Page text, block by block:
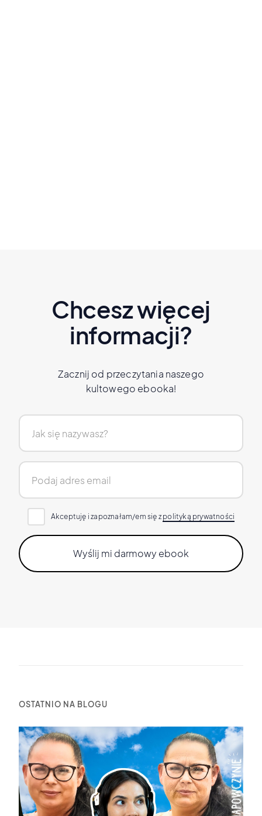
Chcesz więcej
informacji?
Zacznij od przeczytania naszego
kultowego ebooka!
Akceptuję i zapoznałam/em się z polityką prywatności
OSTATNIO NA BLOGU